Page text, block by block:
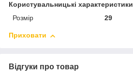
Користувальницькі характеристики
Розмір
29
Приховати
Відгуки про товар